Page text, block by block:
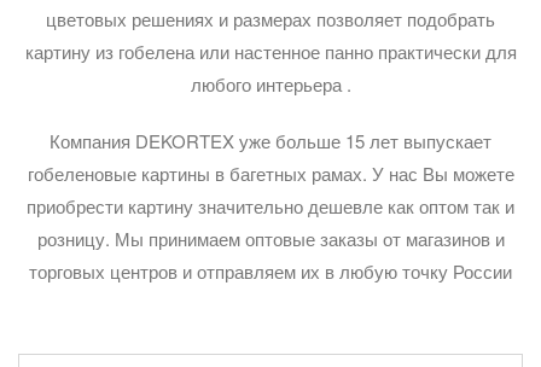
цветовых решениях и размерах позволяет подобрать
картину из гобелена или настенное панно практически для
любого интерьера .
Компания DEKORTEX уже больше 15 лет выпускает
гобеленовые картины в багетных рамах. У нас Вы можете
приобрести картину значительно дешевле как оптом так и
розницу. Мы принимаем оптовые заказы от магазинов и
торговых центров и отправляем их в любую точку России